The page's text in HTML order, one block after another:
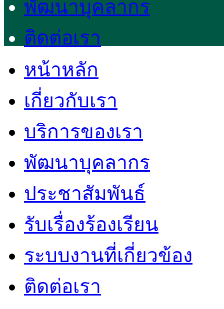
พัฒนาบุคลากร
ติดต่อเรา
หน้าหลัก
เกี่ยวกับเรา
บริการของเรา
พัฒนาบุคลากร
ประชาสัมพันธ์
รับเรื่องร้องเรียน
ระบบงานที่เกี่ยวข้อง
ติดต่อเรา